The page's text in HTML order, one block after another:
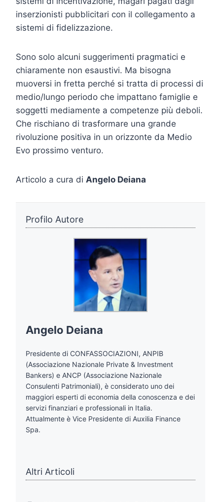
inserzionisti pubblicitari con il collegamento a
sistemi di fidelizzazione.
Sono solo alcuni suggerimenti pragmatici e
chiaramente non esaustivi. Ma bisogna
muoversi in fretta perché si tratta di processi di
medio/lungo periodo che impattano famiglie e
soggetti mediamente a competenze più deboli.
Che rischiano di trasformare una grande
rivoluzione positiva in un orizzonte da Medio
Evo prossimo venturo.
Articolo a cura di Angelo Deiana
Profilo Autore
Angelo Deiana
Presidente di CONFASSOCIAZIONI, ANPIB
(Associazione Nazionale Private & Investment
Bankers) e ANCP (Associazione Nazionale
Consulenti Patrimoniali), è considerato uno dei
maggiori esperti di economia della conoscenza e dei
servizi finanziari e professionali in Italia.
Attualmente è Vice Presidente di Auxilia Finance
Spa.
Altri Articoli